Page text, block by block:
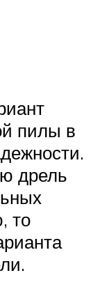
пилы в
дрель
то